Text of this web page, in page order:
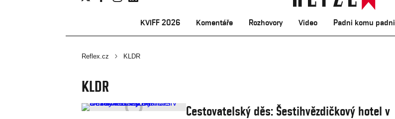
KVIFF 2026 Komentáře Rozhovory Video Padni komu padni
Reflex.cz KLDR
KLDR
Cestovatelský děs: Šestihvězdičkový hotel v